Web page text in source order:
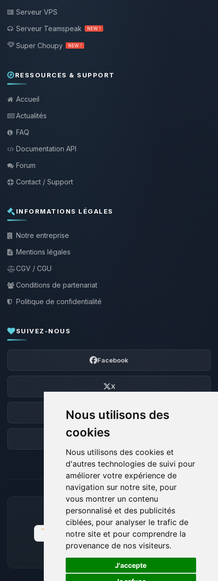
Nous utilisons des
cookies
Nous utilisons des cookies et
d'autres technologies de suivi pour
améliorer votre expérience de
navigation sur notre site, pour
vous montrer un contenu
personnalisé et des publicités
ciblées, pour analyser le trafic de
notre site et pour comprendre la
provenance de nos visiteurs.
J'accepte
Serveur VPS
Serveur Teamspeak
NEW !
Super Choupy NEW !
RESSOURCES & SUPPORT
Accueil
Actualités
FAQ
Documentation API
Forum
Contact / Support
INFORMATIONS LÉGALES
Notre entreprise
Mentions légales
CGV / CGU
Conditions de partenariat
Politique de confidentialité
SUIVEZ-NOUS
Facebook
X
Discord
Forum
MOYENS DE PAIEMENT ACCEPTÉS
🍪